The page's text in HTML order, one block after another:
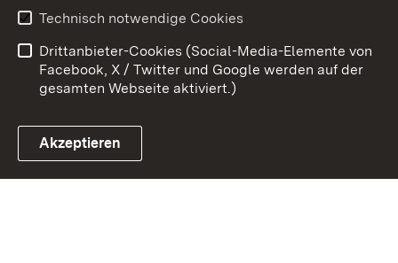
Link zum Landesportal
Barrierefreiheit
Impressum Cookies
Technisch notwendige Cookies
Drittanbieter-Cookies (Social-Media-Elemente von
Facebook, X / Twitter und Google werden auf der
gesamten Webseite aktiviert.)
Akzeptieren